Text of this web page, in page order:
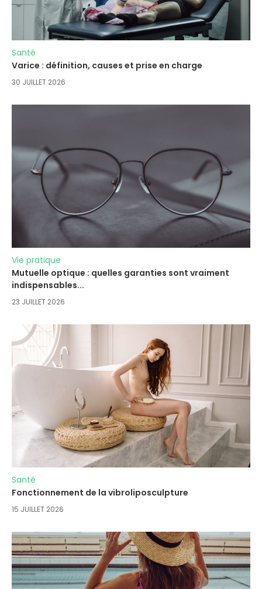
Santé
Varice : définition, causes et prise en charge
30 JUILLET 2026
Vie pratique
Mutuelle optique : quelles garanties sont vraiment
indispensables...
23 JUILLET 2026
Santé
Fonctionnement de la vibroliposculpture
15 JUILLET 2026